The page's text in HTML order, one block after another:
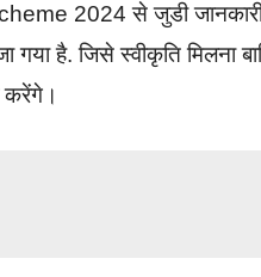
2024 से जुडी जानकारी
है. जिसे स्वीकृति मिलना
करेंगे।